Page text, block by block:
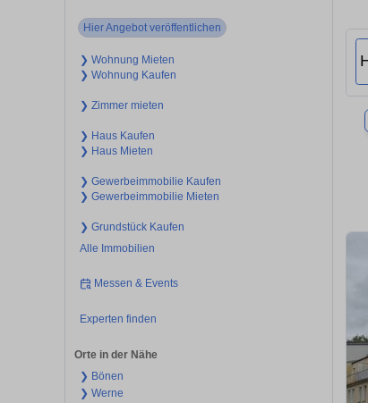
Hier Angebot veröffentlichen
❯ Wohnung Mieten
❯ Wohnung Kaufen
❯ Zimmer mieten
❯ Haus Kaufen
❯ Haus Mieten
❯ Gewerbeimmobilie Kaufen
❯ Gewerbeimmobilie Mieten
❯ Grundstück Kaufen
Alle Immobilien
Messen & Events
Experten finden
Orte in der Nähe
❯ Bönen
❯ Werne